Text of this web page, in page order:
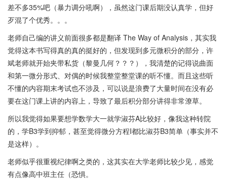
差不多35%吧（暴力调分吼啊），虽然这门课后期没认真学，但好
歹混了个优秀。。。
老师自己编的讲义前面很多都是翻译 The Way of Analysis，其实我
觉得这本书写得真的真的挺好的，但发现到多元微积分的部分，许
斌老师就开始夹带私货（黎曼几何？？？），我清楚的记得说曲面
和第一微分形式、对偶的时候我整堂整堂课的听不懂。而且这些听
不懂的内容期末考试也不涉及，可以说是浪费了大量时间在没有必
要在这门课上讲的内容上，导致了最后积分部分讲得非常潦草。
所以我觉得如果要想学数学大一就学淑芬A比较好，像我这种转院
的，学B3学到抑郁，甚至觉得微分方程I都比淑芬B3简单（事实并不
是这样）。
老师似乎很重视纪律啊之类的，这其实在大学老师比较少见，感觉
有点像高中班主任（恐惧。